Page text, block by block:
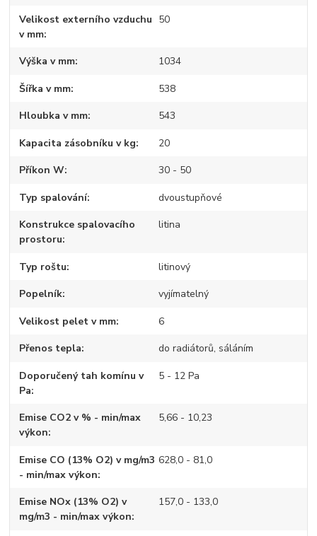
Velikost externího vzduchu
v mm
50
Výška v mm 1034
Šířka v mm 538
Hloubka v mm 543
Kapacita zásobníku v kg 20
Příkon W 30 - 50
Typ spalování dvoustupňové
Konstrukce spalovacího
prostoru
litina
Typ roštu litinový
Popelník vyjímatelný
Velikost pelet v mm 6
Přenos tepla do radiátorů, sáláním
Doporučený tah komínu v
Pa
5 - 12 Pa
Emise CO2 v % - min/max
výkon
5,66 - 10,23
Emise CO (13% O2) v mg/m3
- min/max výkon
628,0 - 81,0
Emise NOx (13% O2) v
mg/m3 - min/max výkon
157,0 - 133,0